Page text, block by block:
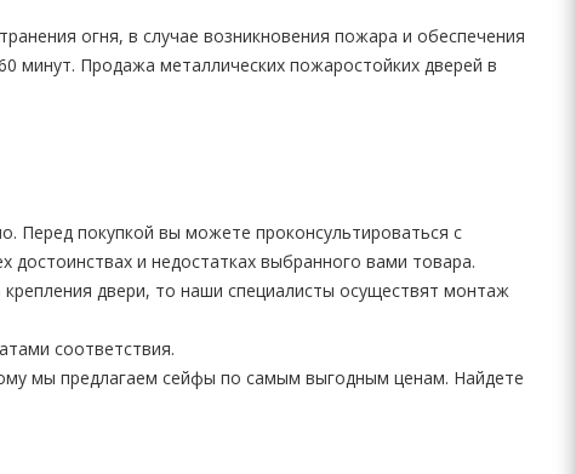
огня, в случае возникновения пожара и обеспечения
минут. Продажа металлических пожаростойких дверей в
Перед покупкой вы можете проконсультироваться с
и недостатках выбранного вами товара.
двери, то наши специалисты осуществят монтаж
соответствия.
мы предлагаем сейфы по самым выгодным ценам. Найдете